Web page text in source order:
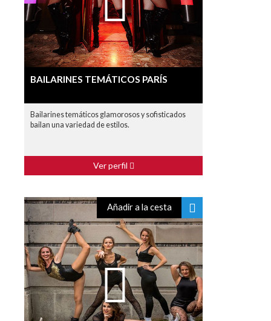
BAILARINES TEMÁTICOS PARÍS
Bailarines temáticos glamorosos y sofisticados
bailan una variedad de estilos.
Ver perfil
Añadir a la cesta